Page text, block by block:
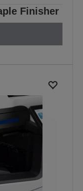
Finisher